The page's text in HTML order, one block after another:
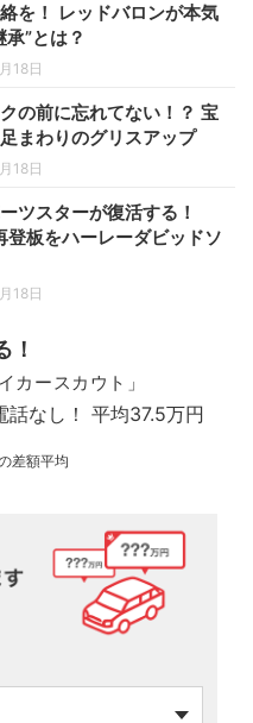
を！ レッドバロンが本気
”とは？
18日
の前に忘れてない！？ 宝
まわりのグリスアップ
18日
ツスターが復活する！
板をハーレーダビッドソ
18日
！
カースカウト」
差額平均